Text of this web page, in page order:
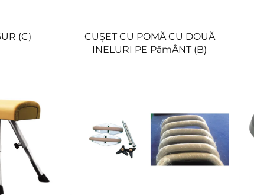
(C)
CUȘET CU POMĂ CU DOUĂ
INELURI PE PămÂNT (B)